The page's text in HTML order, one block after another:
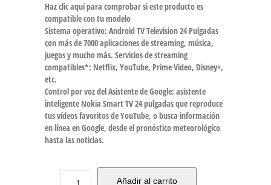
Haz clic aquí para comprobar si este producto es
compatible con tu modelo
Sistema operativo: Android TV Television 24 Pulgadas
con más de 7000 aplicaciones de streaming, música,
juegos y mucho más. Servicios de streaming
compatibles*: Netflix, YouTube, Prime Video, Disney+,
etc.
Control por voz del Asistente de Google: asistente
inteligente Nokia Smart TV 24 pulgadas que reproduce
tus vídeos favoritos de YouTube, o busca información
en línea en Google, desde el pronóstico meteorológico
hasta las noticias.
Añadir al carrito